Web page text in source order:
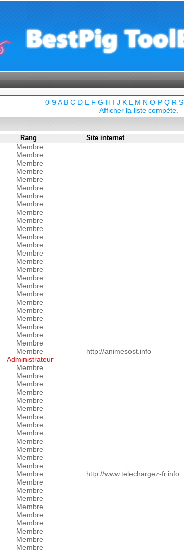
0-9 A B C D E F G H I J K L M N O P Q R S
Afficher la liste compète.
Rang Site internet
Membre
Membre
Membre
Membre
Membre
Membre
Membre
Membre
Membre
Membre
Membre
Membre
Membre
Membre
Membre
Membre
Membre
Membre
Membre
Membre
Membre
Membre
Membre
Membre
Membre
Membre
http://animesost.info
Administrateur
Membre
Membre
Membre
Membre
Membre
Membre
Membre
Membre
Membre
Membre
Membre
Membre
Membre
Membre
http://www.telechargez-fr.info
Membre
Membre
Membre
Membre
Membre
Membre
Membre
Membre
Membre